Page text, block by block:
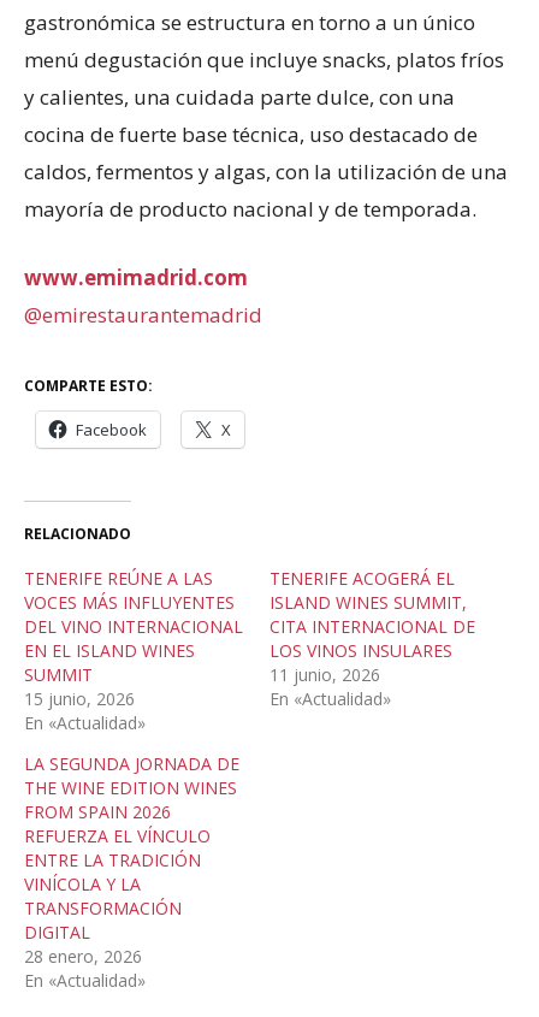
gastronómica se estructura en torno a un único
menú degustación que incluye snacks, platos fríos
y calientes, una cuidada parte dulce, con una
cocina de fuerte base técnica, uso destacado de
caldos, fermentos y algas, con la utilización de una
mayoría de producto nacional y de temporada.
www.emimadrid.com
@emirestaurantemadrid
COMPARTE ESTO:
Facebook X
RELACIONADO
TENERIFE REÚNE A LAS
VOCES MÁS INFLUYENTES
DEL VINO INTERNACIONAL
EN EL ISLAND WINES
SUMMIT
15 junio, 2026
En «Actualidad»
TENERIFE ACOGERÁ EL
ISLAND WINES SUMMIT,
CITA INTERNACIONAL DE
LOS VINOS INSULARES
11 junio, 2026
En «Actualidad»
LA SEGUNDA JORNADA DE
THE WINE EDITION WINES
FROM SPAIN 2026
REFUERZA EL VÍNCULO
ENTRE LA TRADICIÓN
VINÍCOLA Y LA
TRANSFORMACIÓN
DIGITAL
28 enero, 2026
En «Actualidad»